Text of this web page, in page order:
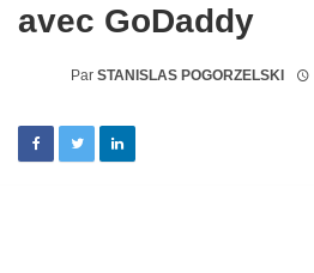
avec GoDaddy
Par STANISLAS POGORZELSKI